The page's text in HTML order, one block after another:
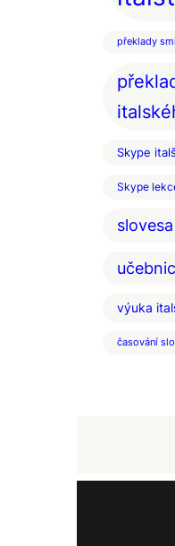
překlady
Skype
Skype
výuka
časování